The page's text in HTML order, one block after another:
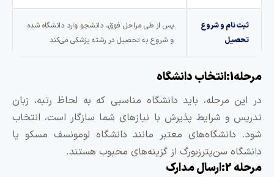
ثبت نام و شروع
تحصیل
پس از طی مراحل فوق، دانشجو وارد دانشگاه شده
و شروع به تحصیل در رشته پزشکی می‌کند
دانشگاه
این مرحله، باید دانشگاه مناسبی که به لحاظ رتبه، زبان
و شرایط پذیرش با نیازهای شما سازگار است، انتخاب
دانشگاه‌های معتبر مانند دانشگاه لومونسف مسکو یا
سن‌پترزبورگ از گزینه‌های محبوب هستند.
2:ارسال مدارک